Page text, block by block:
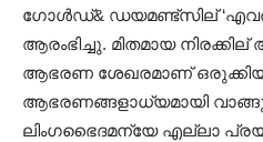
ഗോള്‍ഡ്& ഡയമണ്ട്സില്
ആരംഭിച്ചു. മിതമായ
ആഭരണ ശേഖരമാണ്
ആഭരണങ്ങളാധ്യമായി
ലിംഗഭൈദമന്യേ എല്ലാ